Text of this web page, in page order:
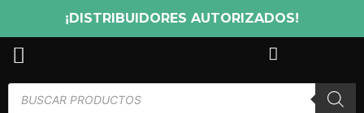
¡DISTRIBUIDORES AUTORIZADOS!